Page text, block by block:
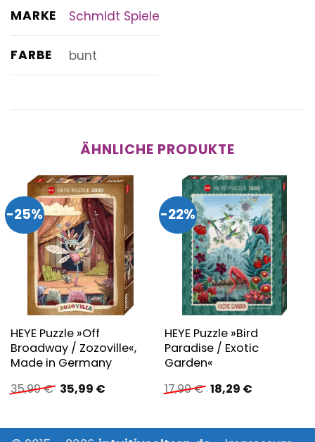
MARKE Schmidt Spiele
FARBE bunt
ÄHNLICHE PRODUKTE
-25%
HEYE Puzzle »Off
Broadway / Zozoville«,
Made in Germany
35,99€ Ursprünglicher
Preis
35,99 €Aktueller
-22%
HEYE Puzzle »Bird
Paradise / Exotic
Garden«
17,99€ Ursprünglicher
Preis
18,29 €Aktueller